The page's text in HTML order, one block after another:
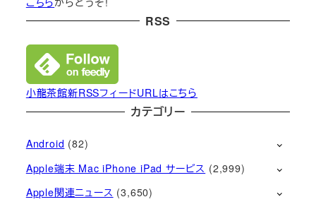
RSS
小龍茶館新RSSフィードURLはこちら
カテゴリー
Android (82)
Apple端末 Mac iPhone iPad サービス (2,999)
Apple関連ニュース (3,650)